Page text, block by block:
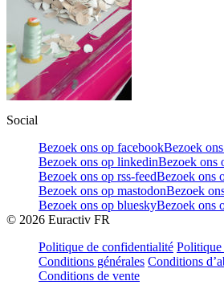
Social
Bezoek ons op facebookBezoek
Bezoek ons op linkedinBezoek ons
Bezoek ons op rss-feedBezoek ons
Bezoek ons op mastodonBezoek
Bezoek ons op blueskyBezoek ons
© 2026 Euractiv FR
Politique de confidentialité Politique
Conditions générales Conditions
Conditions de vente